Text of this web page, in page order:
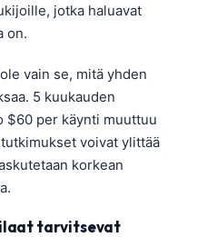
jotka haluavat
on.
vain se, mitä yhden
5 kuukauden
$60 per käynti muuttuu
voivat ylittää
korkean
tarvitsevat